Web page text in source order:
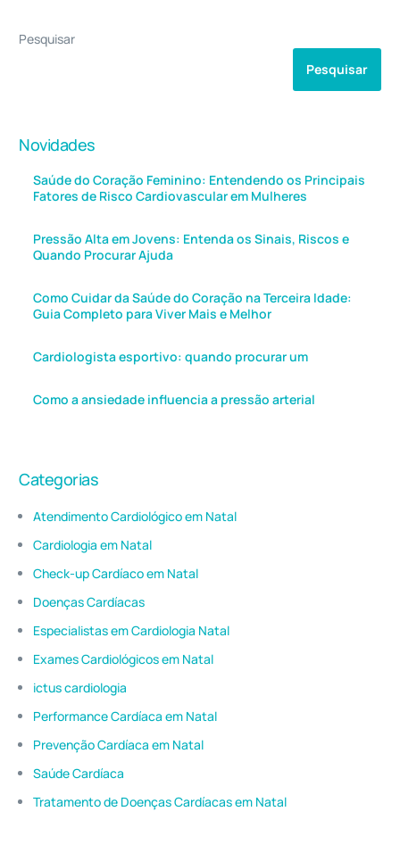
Pesquisar
Pesquisar
Novidades
Saúde do Coração Feminino: Entendendo os Principais
Fatores de Risco Cardiovascular em Mulheres
Pressão Alta em Jovens: Entenda os Sinais, Riscos e
Quando Procurar Ajuda
Como Cuidar da Saúde do Coração na Terceira Idade:
Guia Completo para Viver Mais e Melhor
Cardiologista esportivo: quando procurar um
Como a ansiedade influencia a pressão arterial
Categorias
Atendimento Cardiológico em Natal
Cardiologia em Natal
Check-up Cardíaco em Natal
Doenças Cardíacas
Especialistas em Cardiologia Natal
Exames Cardiológicos em Natal
ictus cardiologia
Performance Cardíaca em Natal
Prevenção Cardíaca em Natal
Saúde Cardíaca
Tratamento de Doenças Cardíacas em Natal